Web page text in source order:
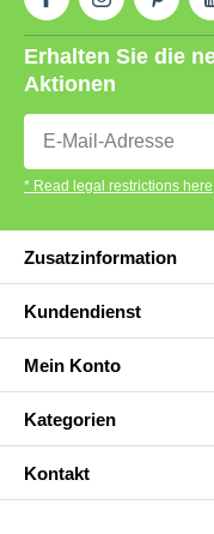
Erhalten Sie die
Aktionen
* Read legal restrictions here
Zusatzinformation
Kundendienst
Mein Konto
Kategorien
Kontakt